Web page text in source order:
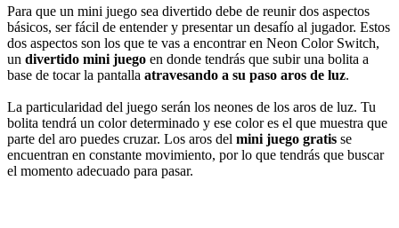
Para que un mini juego sea divertido debe de reunir dos aspectos
básicos, ser fácil de entender y presentar un desafío al jugador. Estos
dos aspectos son los que te vas a encontrar en Neon Color Switch,
un divertido mini juego en donde tendrás que subir una bolita a
base de tocar la pantalla atravesando a su paso aros de luz.
La particularidad del juego serán los neones de los aros de luz. Tu
bolita tendrá un color determinado y ese color es el que muestra que
parte del aro puedes cruzar. Los aros del mini juego gratis se
encuentran en constante movimiento, por lo que tendrás que buscar
el momento adecuado para pasar.